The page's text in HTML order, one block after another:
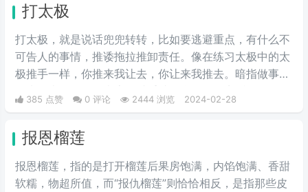
破梗、旧梗来敷衍了事，不被认可时，网友们就会评论一
句“没梗可以不发”。
打太极
打太极，就是说话兜兜转转，比如要逃避重点，有什么不
可告人的事情，推诿拖拉推卸责任。像在练习太极中的太
极推手一样，你推来我让去，你让来我推去。暗指做事情
推来推去，不明确表态，避重就轻含糊不说实话。
385 点赞 0 评论 2444 浏览 2024-02-28
报恩榴莲
报恩榴莲，指的是打开榴莲后果房饱满，内馅饱满、香甜
软糯，物超所值，而“报仇榴莲”则恰恰相反，是指那些皮